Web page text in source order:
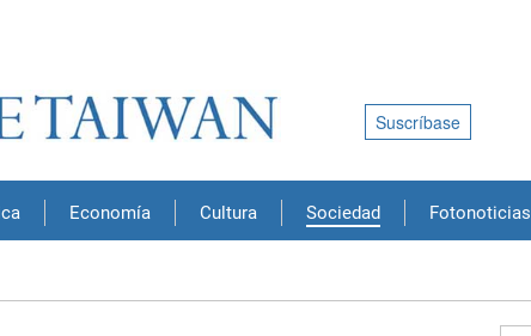
Economía Cultura Sociedad Fotonoticias
Suscríbase